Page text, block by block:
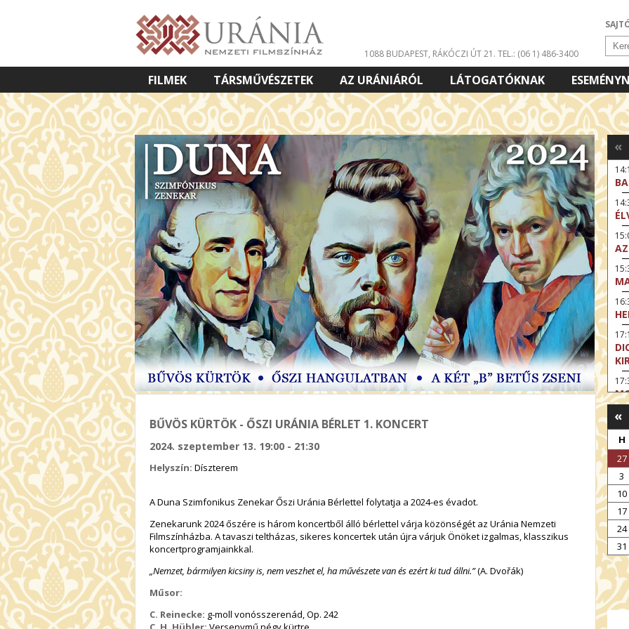
1088 BUDAPEST, RÁKÓCZI ÚT 21. TEL.: (06 1) 486-3400
FILMEK TÁRSMŰVÉSZETEK AZ URÁNIÁRÓL LÁTOGATÓKNAK
VETÍTETT KÉPES ELŐADÁSOK
BŰVÖS KÜRTÖK - ŐSZI URÁNIA BÉRLET 1. KONCERT
2024. szeptember 13. 19:00 - 21:30
Helyszín: Díszterem
A Duna Szimfonikus Zenekar Őszi Uránia Bérlettel folytatja a 2024-es évadot.
Zenekarunk 2024 őszére is három koncertből álló bérlettel várja közönségét az Uránia Nemzeti
Filmszínházba. A tavaszi teltházas, sikeres koncertek után újra várjuk Önöket izgalmas, klasszikus
koncertprogramjainkkal.
„Nemzet, bármilyen kicsiny is, nem veszhet el, ha művészete van és ezért ki tud állni.”(A. Dvořák)
Műsor:
C. Reinecke: g-moll vonósszerenád, Op. 242
«
A
«
H
27
3
10
17
24
31